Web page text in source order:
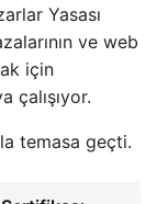
Yasası
ve web
için
çalışıyor.
temasa geçti.